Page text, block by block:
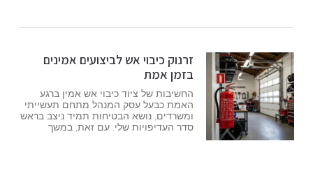
זרנוק כיבוי אש לביצועים אמינים
בזמן אמת
החשיבות של ציוד כיבוי אש אמין ברגע
האמת כבעל עסק המנהל מתחם תעשייתי
ומשרדים, נושא הבטיחות תמיד ניצב בראש
סדר העדיפויות שלי. עם זאת, במשך